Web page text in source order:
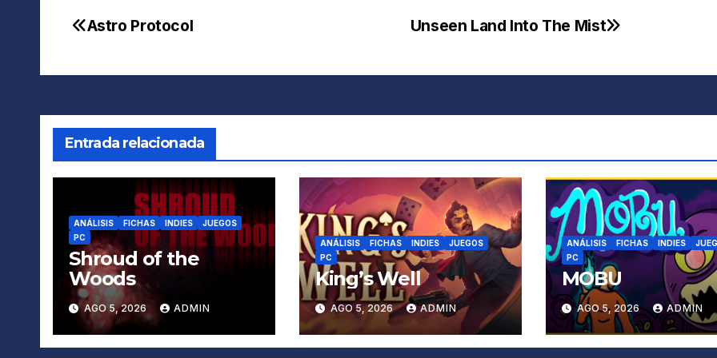
Navegación
Unseen Land Into The Mist
Astro Protocol
Entrada relacionada
ANÁLISIS FICHAS INDIES
JUEGOS
PC
Shroud of the
Woods
AGO 5, 2026 ADMIN
ANÁLISIS FICHAS INDIES
JUEGOS
PC
King’s Well
AGO 5, 2026 ADMIN
ANÁLISIS FICHAS INDIES
PC
MOBU
AGO 5, 2026 ADMIN